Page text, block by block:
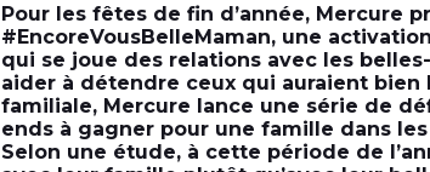
Pour les fêtes de fin d’année, Mercure
#EncoreVousBelleMaman, une
qui se joue des relations avec les
aider à détendre ceux qui auraient
familiale, Mercure lance une série de
ends à gagner pour une famille dans
Selon une étude, à cette période de